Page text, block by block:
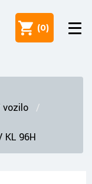
(0)
vozilo
KL 96H